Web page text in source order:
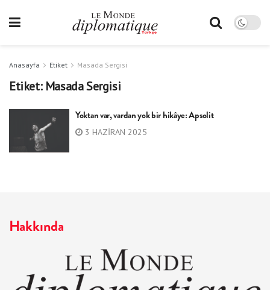
Anasayfa Etiket Masada Sergisi
Etiket: Masada Sergisi
Yoktan var, vardan yok bir hikâye: Apsolit
3 HAZIRAN 2025
Hakkında